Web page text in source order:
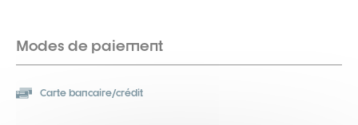
Modes de paiement
Carte bancaire/crédit